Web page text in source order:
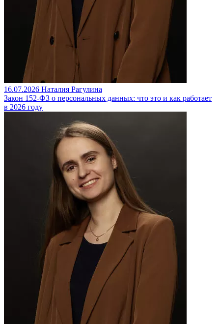
16.07.2026 Наталия Рагулина
Закон 152-ФЗ о персональных данных: что это и как работает
в 2026 году